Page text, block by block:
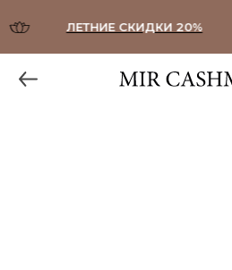
ЛЕТНИЕ СКИДКИ 20%